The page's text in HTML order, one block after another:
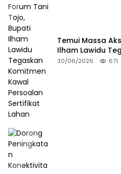
Temui Massa
Ilham Lawidu
Persoalan
30/06/2026 671